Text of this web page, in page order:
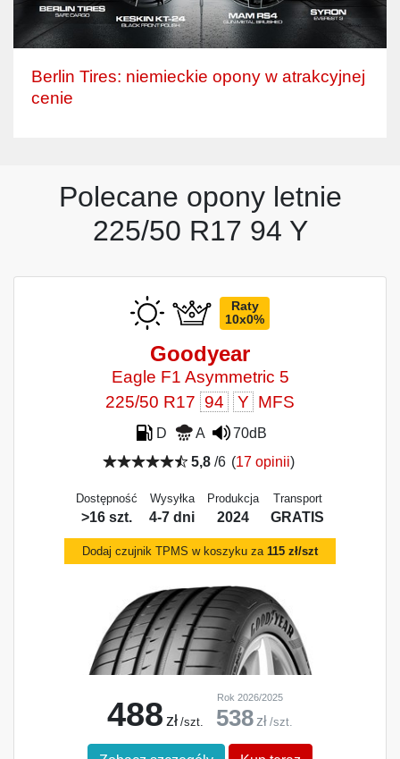
Berlin Tires: niemieckie opony w atrakcyjnej
cenie
Polecane opony letnie
225/50 R17 94 Y
Raty
10x0%
Goodyear
Eagle F1 Asymmetric 5
225/50 R17 94 Y MFS
D A
70dB
5,8/6 (17 opinii)
Dostępność
>16 szt.
Wysyłka
4-7 dni
Produkcja
2024
Transport
GRATIS
Dodaj czujnik TPMS w koszyku za 115 zł/szt
488 zł /szt.
Rok 2026/2025
538 zł /szt.